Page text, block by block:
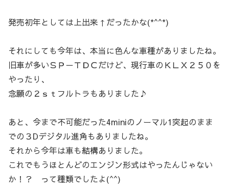
発売初年としては上出来↑だったかな(*^^*)
それにしても今年は、本当に色んな車種がありましたね。
旧車が多いＳＰ－ＴＤＣだけど、現行車のＫＬＸ２５０を
やったり、
念願の２ｓｔフルトラもありました♪
あと、今まで不可能だった4miniのノーマル1突起のまま
での３Dデジタル進角もありましたね。
それから今年は車も結構ありました。
これでもうほとんどのエンジン形式はやったんじゃない
か！？ って種類でしたよ(^^)